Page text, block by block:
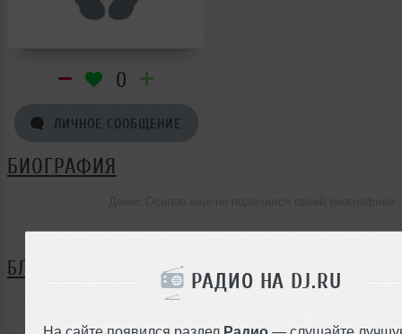
РАДИО НА DJ.RU
На сайте появился раздел Радио — слушайте
0
ЛИЧНОЕ СООБЩЕНИЕ
БИОГРАФИЯ
БЛОГ